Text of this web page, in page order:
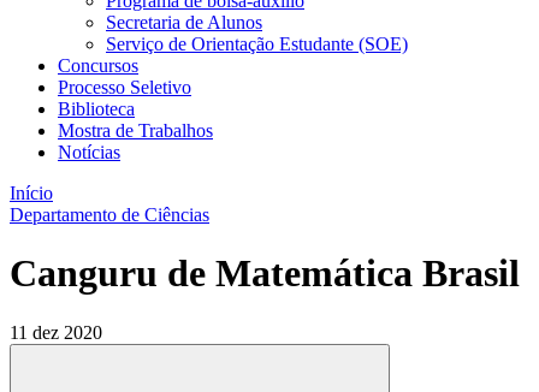
Secretaria de Alunos
Serviço de Orientação Estudante (SOE)
Concursos
Processo Seletivo
Biblioteca
Mostra de Trabalhos
Notícias
Início
Departamento de Ciências
Canguru de Matemática Brasil
11 dez 2020